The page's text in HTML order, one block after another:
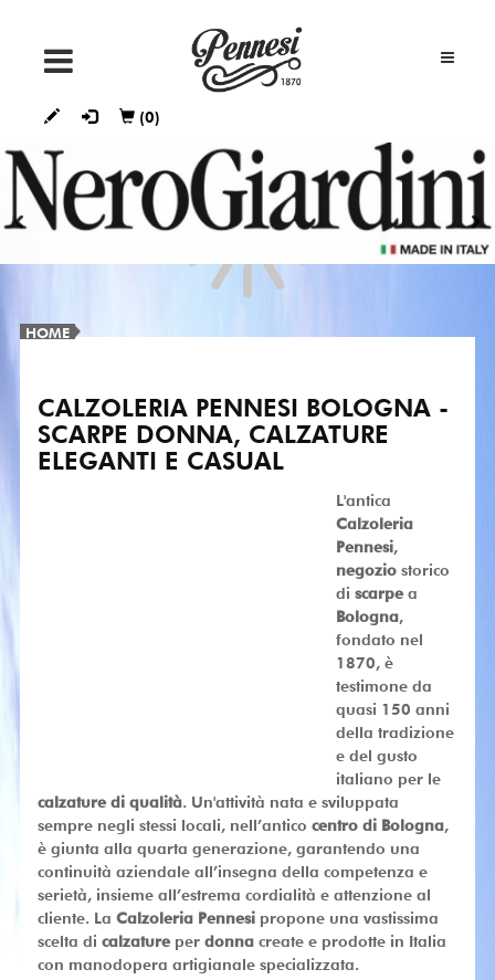
E
TRONCHETTI
STIVALI
FRANCESINE
(0)
HOME
CALZOLERIA PENNESI BOLOGNA -
SCARPE DONNA, CALZATURE
ELEGANTI E CASUAL
L'antica
Calzoleria
Pennesi
negozio storico
discarpe a
Bologna
fondato nel
1870, è
testimone da
quasi 150 anni
della tradizione
e del gusto
italiano per le
calzature di qualità . Un'attività nata e sviluppata
sempre negli stessi locali, nell’antico centro di Bologna
è giunta alla quarta generazione, garantendo una
continuità aziendale all’insegna della competenza e
serietà, insieme all’estrema cordialità e attenzione al
cliente. LaCalzoleria Pennesi propone una vastissima
scelta di calzature perdonna create e prodotte in Italia
con manodopera artigianale specializzata.